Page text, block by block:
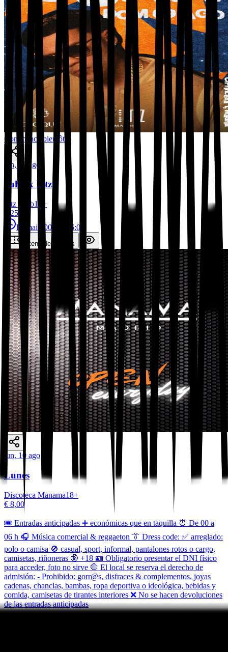
Commence bientôt
lun, 10 ago
Juhn x Fitz
Fitz Club18
+
€ 25,00
Demain
00:00, 06:00
Obtenir des Billets
lun, 10 ago
Lunes
Discoteca Manama18+
€ 8,00
🎟️ Entradas anticipadas ➕ económicas que en taquilla ⏰ De 00 a
06 h 🎧 Música comercial & reggaeton 👔 Dress code: ✅ arreglado:
polo o camisa 🚫 casual, sport, informal, pantalones rotos o cargo,
camisetas, riñoneras 🔞 +18 🪪 Obligatorio presentar el DNI físico
para acceder, foto no sirve 🛑 El local se reserva el derecho de
admisión: - Prohibido: gorr@s, disfraces & complementos, joyas
cadenas, chanclas, bambas, ropa deportiva o ideológica, bebidas y
comida, camisetas de tirantes interiores ❌ No se hacen devoluciones
de las entradas anticipadas